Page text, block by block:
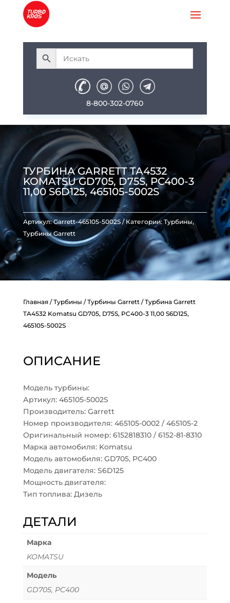
8-800-302-0760
ТУРБИНА GARRETT TA4532
KOMATSU GD705, D75S, PC400-3
11,00 S6D125, 465105-5002S
Артикул:Garrett-465105-5002S Категории: Турбины,
Турбины Garrett
Главная/Турбины /Турбины Garrett/ Турбина Garrett
TA4532 Komatsu GD705, D75S, PC400-3 11,00 S6D125,
465105-5002S
ОПИСАНИЕ
Модель турбины:
Артикул: 465105-5002S
Производитель: Garrett
Номер производителя: 465105-0002 / 465105-2
Оригинальный номер: 6152818310 / 6152-81-8310
Марка автомобиля: Komatsu
Модель автомобиля: GD705, PC400
Модель двигателя: S6D125
Мощность двигателя:
Тип топлива: Дизель
ДЕТАЛИ
Марка
KOMATSU
Модель
GD705, PC400